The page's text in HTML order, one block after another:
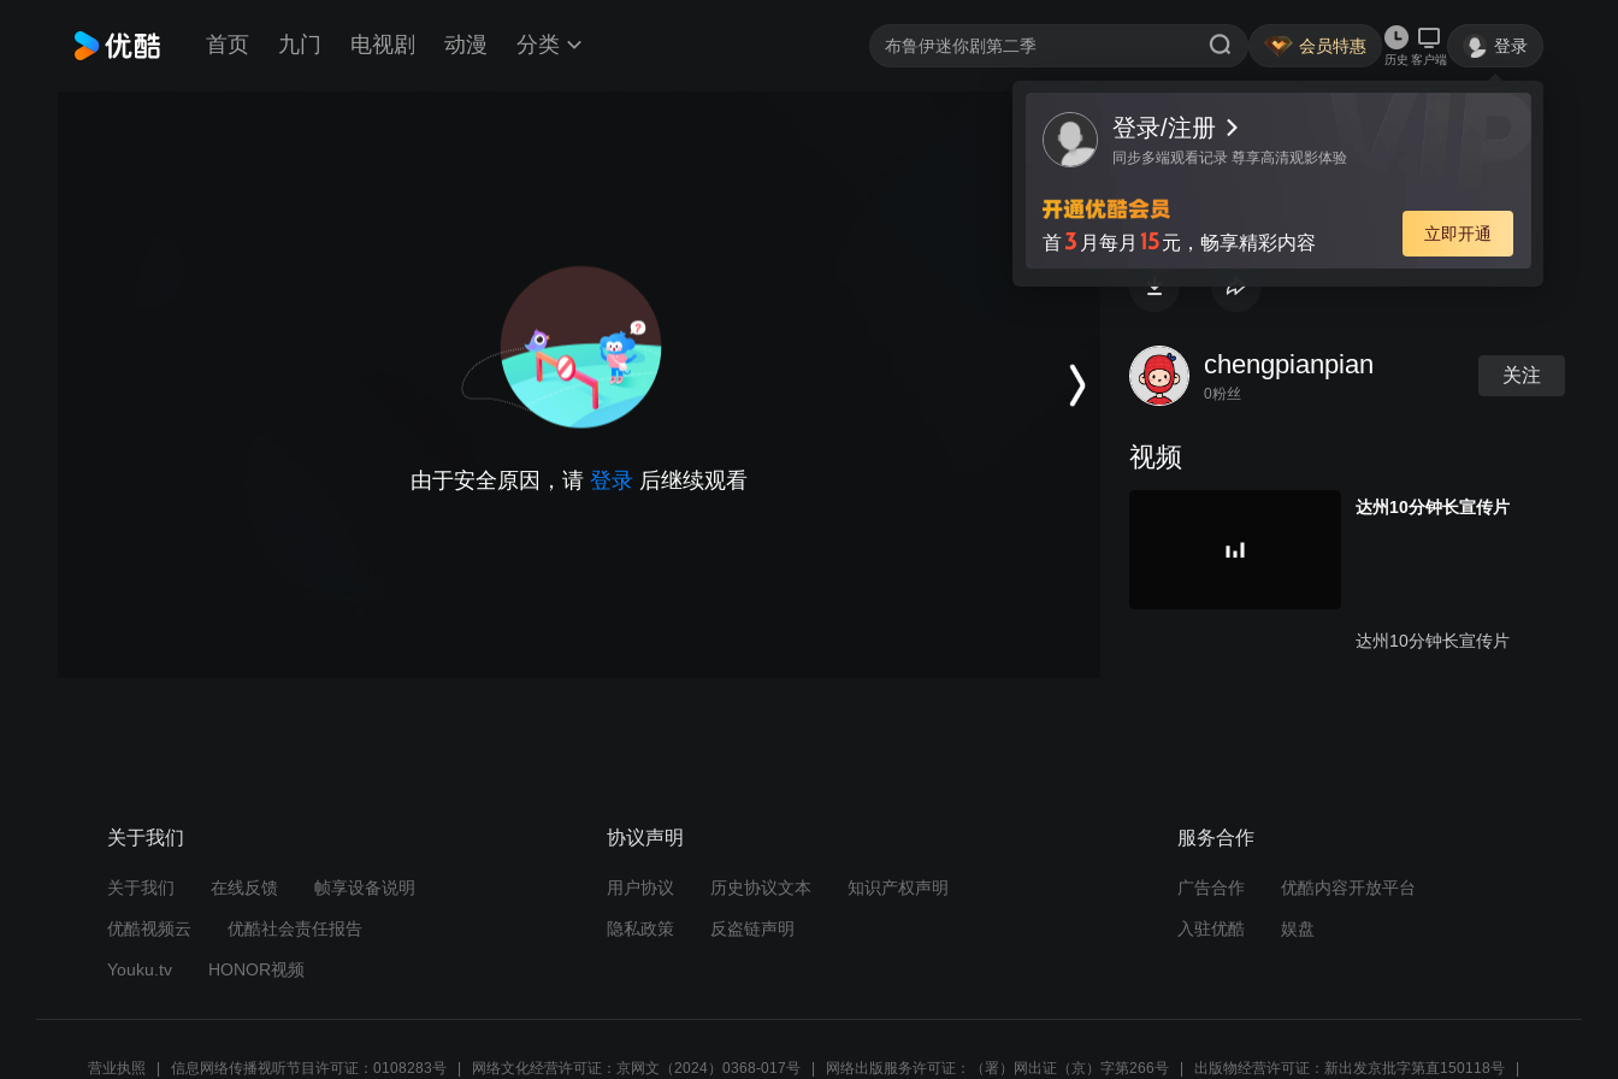
首页 九门 电视剧 动漫 分类 会员特惠
历史 客户端
登录
登录/注册
同步多端观看记录 尊享高清观影体验
首3 月每月 15元，畅享精彩内容 立即开通
由于安全原因，请 登录 后继续观看
视频 讨论
达州10分钟长宣传片
chengpianpian
0粉丝
关注
视频
达州10分钟长宣传片
达州10分钟长宣传片
关于我们
关于我们 在线反馈 帧享设备说明
优酷视频云 优酷社会责任报告
Youku.tv HONOR视频
协议声明
用户协议 历史协议文本 知识产权声明
隐私政策 反盗链声明
服务合作
广告合作 优酷内容开放平台
入驻优酷 娱盘
营业执照 信息网络传播视听节目许可证：0108283号 网络文化经营许可证：京网文（2024）0368-017号 网络出版服务许可证：（署）网出证（京）字第266号 出版物经营许可证：新出发京批字第直150118号